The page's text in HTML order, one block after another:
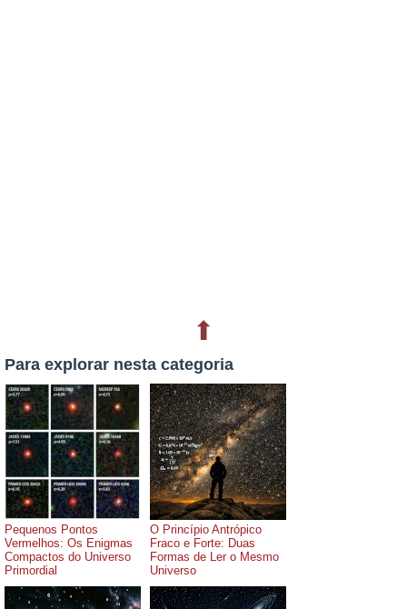
⬆
Para explorar nesta categoria
Pequenos Pontos
Vermelhos: Os Enigmas
Compactos do Universo
Primordial
O Princípio Antrópico
Fraco e Forte: Duas
Formas de Ler o Mesmo
Universo